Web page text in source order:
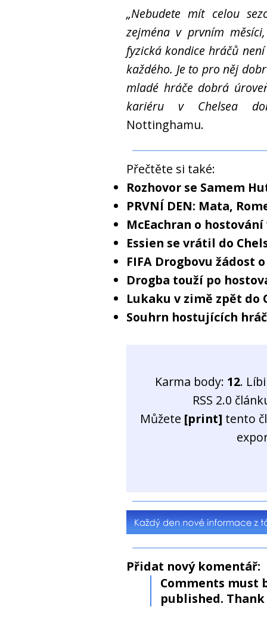
„Nebudete mít celou
zejména v prvním
fyzická kondice hráčů
každého. Je to pro něj
mladé hráče dobrá
kariéru v Chelsea
Nottinghamu.
Přečtěte si také:
Rozhovor se Samem
PRVNÍ DEN: Mata,
McEachran o
Essien se vrátil do
FIFA Drogbovu žádost
Drogba touží po
Lukaku v zimě zpět do
Souhrn hostujících
Karma body: 12.
RSS 2.0
Můžete [print] tento
Přidat nový komentář:
Comments must
published. Thank